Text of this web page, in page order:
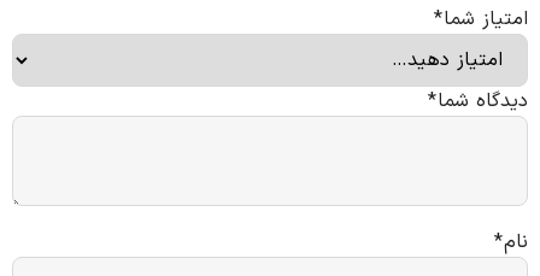
امتیاز شما*
دیدگاه شما*
نام*